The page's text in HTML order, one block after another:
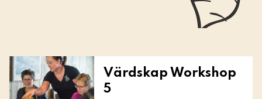
Värdskap Workshop
5